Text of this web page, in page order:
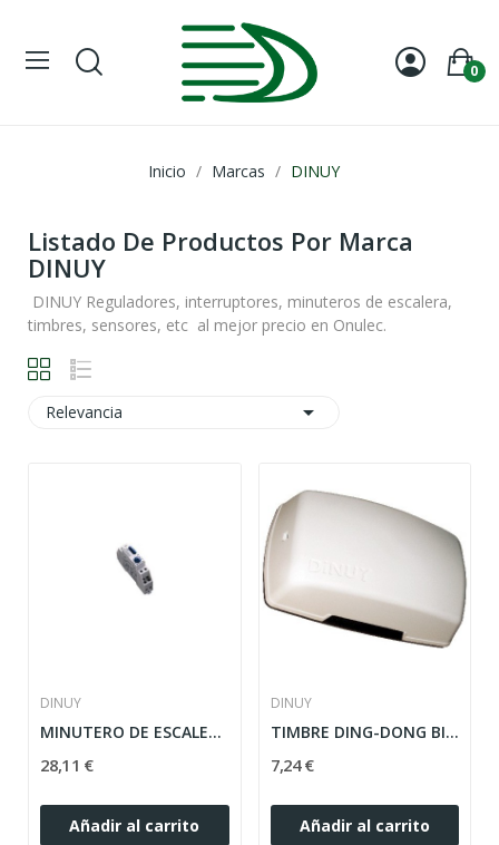
0
Inicio Marcas DINUY
Listado De Productos Por Marca
DINUY
DINUY Reguladores, interruptores, minuteros de escalera,
timbres, sensores, etc al mejor precio en Onulec.
Relevancia 
DINUY
MINUTERO DE ESCALERA DINUY MI.EL.3003
28,11 €
Añadir al carrito
DINUY
TIMBRE DING-DONG BISON 2000 DINUY
7,24 €
Añadir al carrito